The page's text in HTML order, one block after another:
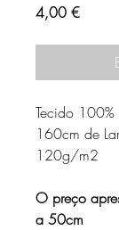
4,00 €Preço
Tecido
160cm de
120g/m2
O preço
a 50cm